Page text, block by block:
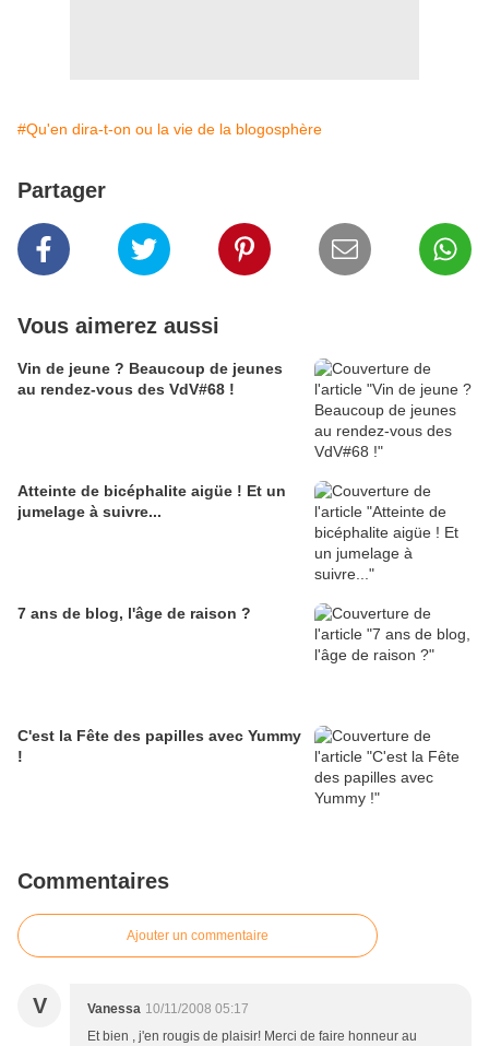
#Qu'en dira-t-on ou la vie de la blogosphère
Partager
Vous aimerez aussi
Vin de jeune ? Beaucoup de jeunes
au rendez-vous des VdV#68 !
Atteinte de bicéphalite aigüe ! Et un
jumelage à suivre...
7 ans de blog, l'âge de raison ?
C'est la Fête des papilles avec Yummy
!
Commentaires
Ajouter un commentaire
V Vanessa 10/11/2008 05:17
Et bien , j'en rougis de plaisir! Merci de faire honneur au